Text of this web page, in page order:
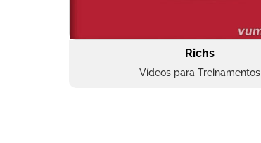
Richs
Vídeos para Treinamentos